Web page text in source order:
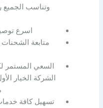
وتناسب الجميع
اسرع
متابعة
السعي المستمر
الشركة الخيار
تسهيل كافة